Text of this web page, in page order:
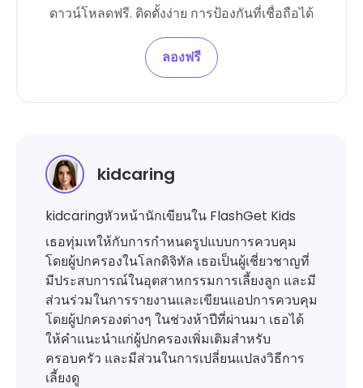
ดาวน์โหลดฟรี. ติดตั้งง่าย การป้องกันที่เชื่อถือได้
ลองฟรี
kidcaring
kidcaringหัวหน้านักเขียนใน FlashGet Kids
เธอทุ่มเทให้กับการกำหนดรูปแบบการควบคุม
โดยผู้ปกครองในโลกดิจิทัล เธอเป็นผู้เชี่ยวชาญที่
มีประสบการณ์ในอุตสาหกรรมการเลี้ยงลูก และมี
ส่วนร่วมในการรายงานและเขียนแอปการควบคุม
โดยผู้ปกครองต่างๆ ในช่วงห้าปีที่ผ่านมา เธอได้
ให้คำแนะนำแก่ผู้ปกครองเพิ่มเติมสำหรับ
ครอบครัว และมีส่วนในการเปลี่ยนแปลงวิธีการ
เลี้ยงดู